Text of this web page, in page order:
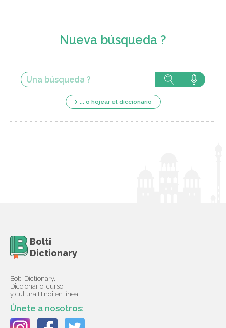
Nueva búsqueda ?
... o hojear el diccionario
Bolti
Dictionary
Bolti Dictionary,
Diccionario, curso
y cultura Hindi en línea
Únete a nosotros: